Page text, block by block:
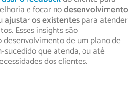
e focar nodesenvolvimento
ajustar os existentespara atender
Esses insights são
de um plano de
sucedido que atenda, ou até
dos clientes.